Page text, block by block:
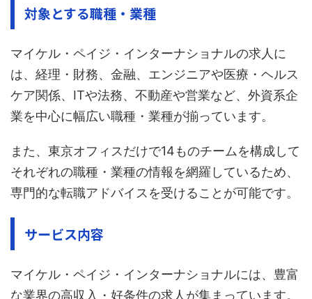
対象とする職種・業種
マイケル・ペイジ・インターナショナルの求人に
は、経理・財務、金融、エンジニアや医療・ヘルス
ケア関係、ITや法務、不動産や営業など、外資系企
業を中心に幅広い職種・業種が揃っています。
また、東京オフィスだけで14ものチームを構成して
それぞれの職種・業種の情報を網羅しているため、
専門的な転職アドバイスを受けることが可能です。
サービス内容
マイケル・ペイジ・インターナショナルには、豊富
な業界の高収入・好条件の求人が集まっています。